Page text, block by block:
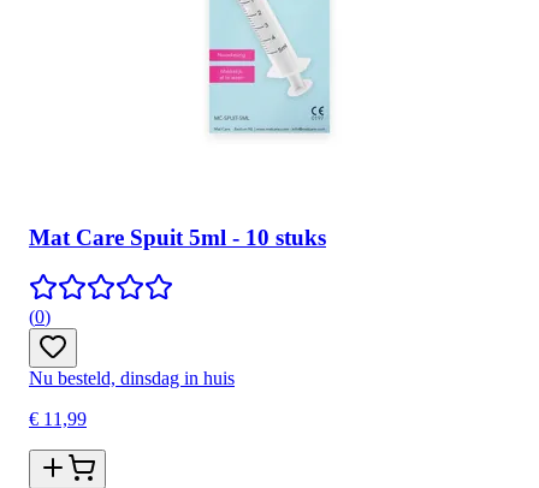
Mat Care Spuit 5ml - 10 stuks
(0)
Nu besteld, dinsdag in huis
€ 11,99